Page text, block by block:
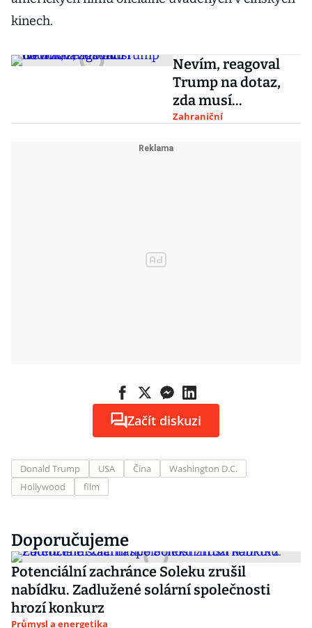
kinech.
Nevím, reagoval
Trump na dotaz,
zda musí
dodržovat ústavu
Zahraniční
Začít diskuzi
Donald Trump USA Čína
Washington D.C.
Hollywood
film
Doporučujeme
Potenciální zachránce Soleku zrušil
nabídku. Zadlužené solární společnosti
hrozí konkurz
Průmysl a energetika